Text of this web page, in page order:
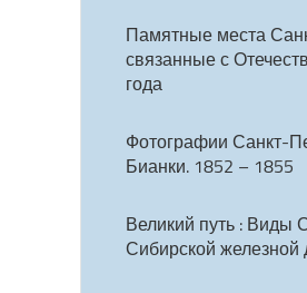
Памятные места
связанные с
года
Фотографии Санкт-
Бианки. 1852 – 1855
Великий путь : Виды
Сибирской железной